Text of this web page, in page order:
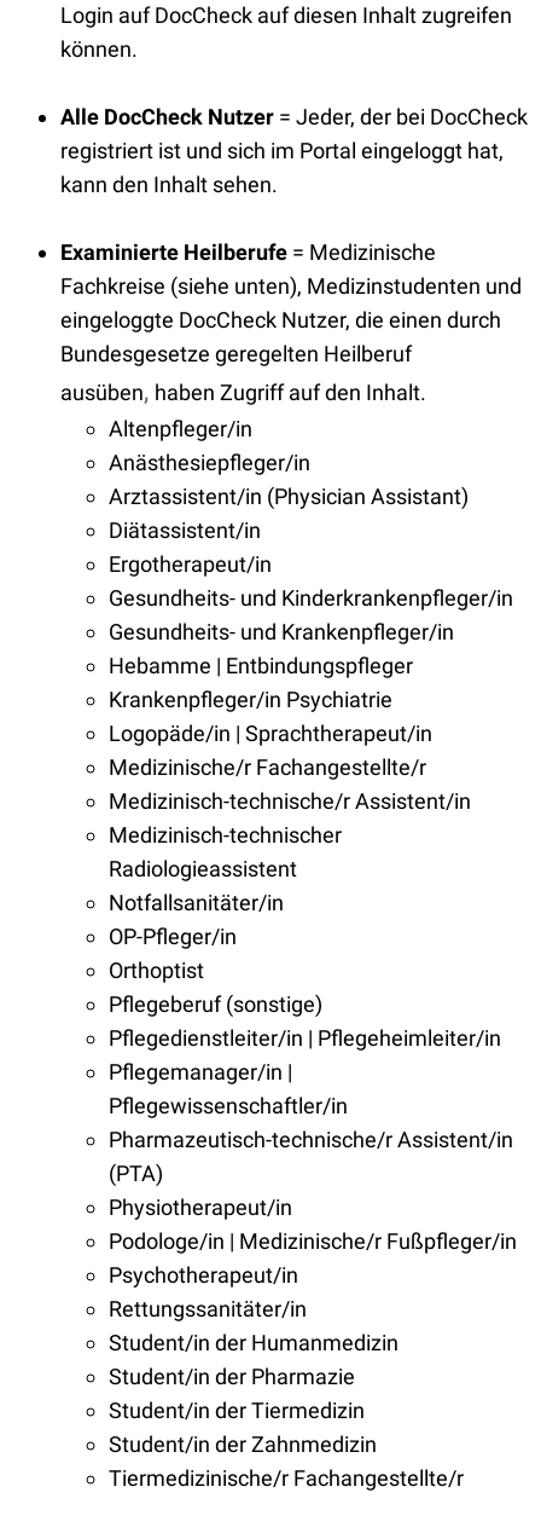
Login auf DocCheck auf diesen Inhalt zugreifen
können.
Alle DocCheck Nutzer = Jeder, der bei DocCheck
registriert ist und sich im Portal eingeloggt hat,
kann den Inhalt sehen.
Examinierte Heilberufe = Medizinische
Fachkreise (siehe unten), Medizinstudenten und
eingeloggte DocCheck Nutzer, die einen durch
Bundesgesetze geregelten Heilberuf
ausüben, haben Zugriff auf den Inhalt.
Altenpfleger/in
Anästhesiepfleger/in
Arztassistent/in (Physician Assistant)
Diätassistent/in
Ergotherapeut/in
Gesundheits- und Kinderkrankenpfleger/in
Gesundheits- und Krankenpfleger/in
Hebamme | Entbindungspfleger
Krankenpfleger/in Psychiatrie
Logopäde/in | Sprachtherapeut/in
Medizinische/r Fachangestellte/r
Medizinisch-technische/r Assistent/in
Medizinisch-technischer
Radiologieassistent
Notfallsanitäter/in
OP-Pfleger/in
Orthoptist
Pflegeberuf (sonstige)
Pflegedienstleiter/in | Pflegeheimleiter/in
Pflegemanager/in |
Pflegewissenschaftler/in
Pharmazeutisch-technische/r Assistent/in
(PTA)
Physiotherapeut/in
Podologe/in | Medizinische/r Fußpfleger/in
Psychotherapeut/in
Rettungssanitäter/in
Student/in der Humanmedizin
Student/in der Pharmazie
Student/in der Tiermedizin
Student/in der Zahnmedizin
Tiermedizinische/r Fachangestellte/r